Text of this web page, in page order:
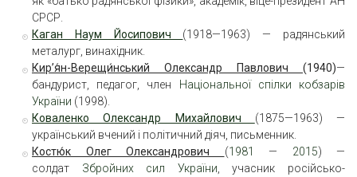
СРСР.
Каган Наум Йосипович (1918—1963) — радянський
металург, винахідник.
Кир’я́н-Верещи́нський Олександр Павлович (1940)—
бандурист, педагог, член Національної спілки кобзарів
України (1998).
Коваленко Олександр Михайлович (1875—1963) —
український вчений і політичний діяч, письменник.
Костю́к Олег Олександрович (1981 — 2015) —
солдат Збройних сил України , учасник російсько-